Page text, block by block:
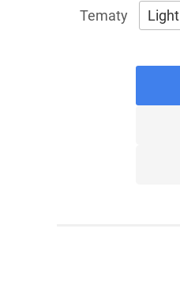
Light